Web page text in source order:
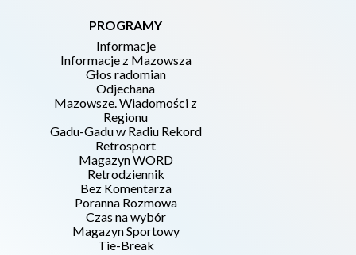
PROGRAMY
Informacje
Informacje z Mazowsza
Głos radomian
Odjechana
Mazowsze. Wiadomości z
Regionu
Gadu-Gadu w Radiu Rekord
Retrosport
Magazyn WORD
Retrodziennik
Bez Komentarza
Poranna Rozmowa
Czas na wybór
Magazyn Sportowy
Tie-Break